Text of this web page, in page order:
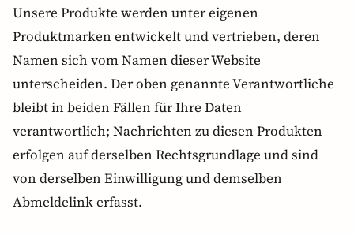
Unsere Produkte werden unter eigenen
Produktmarken entwickelt und vertrieben, deren
Namen sich vom Namen dieser Website
unterscheiden. Der oben genannte Verantwortliche
bleibt in beiden Fällen für Ihre Daten
verantwortlich; Nachrichten zu diesen Produkten
erfolgen auf derselben Rechtsgrundlage und sind
von derselben Einwilligung und demselben
Abmeldelink erfasst.